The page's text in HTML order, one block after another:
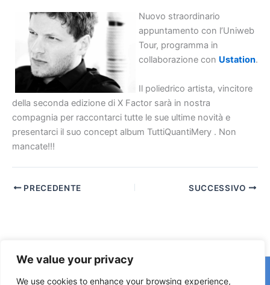
We value your privacy
We use cookies to enhance your browsing experience,
Nuovo straordinario
appuntamento con l’Uniweb
Tour, programma in
collaborazione con Ustation.
Il poliedrico artista, vincitore
della seconda edizione di X Factor sarà in nostra
compagnia per raccontarci tutte le sue ultime novità e
presentarci il suo concept album TuttiQuantiMery . Non
mancate!!!
PRECEDENTE SUCCESSIVO
Copyright © 2026 © F2 Radio Lab - Università degli Studi di